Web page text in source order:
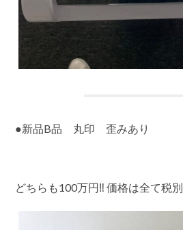
●新品B品 丸印 歪みあり
どちらも100万円‼️ 価格は全て税別